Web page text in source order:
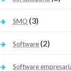
SMO (3)
Software(2)
Software